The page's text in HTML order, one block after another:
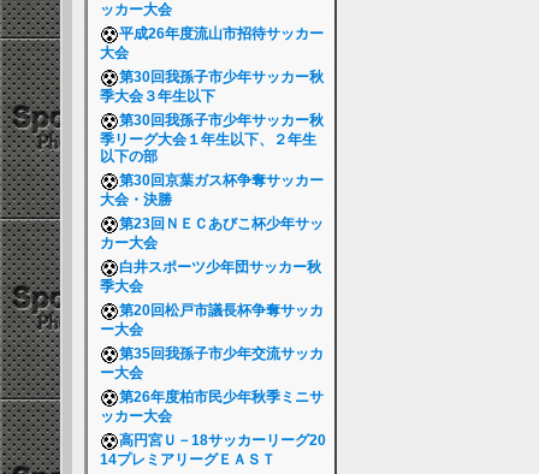
ッカー大会
平成26年度流山市招待サッカー
大会
第30回我孫子市少年サッカー秋
季大会３年生以下
第30回我孫子市少年サッカー秋
季リーグ大会１年生以下、２年生
以下の部
第30回京葉ガス杯争奪サッカー
大会・決勝
第23回ＮＥＣあびこ杯少年サッ
カー大会
白井スポーツ少年団サッカー秋
季大会
第20回松戸市議長杯争奪サッカ
ー大会
第35回我孫子市少年交流サッカ
ー大会
第26年度柏市民少年秋季ミニサ
ッカー大会
高円宮Ｕ－18サッカーリーグ20
14プレミアリーグＥＡＳＴ